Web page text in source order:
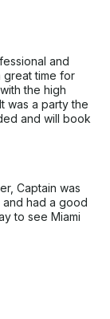
and
time for
the high
was a party the
and will book
Captain was
had a good
to see Miami